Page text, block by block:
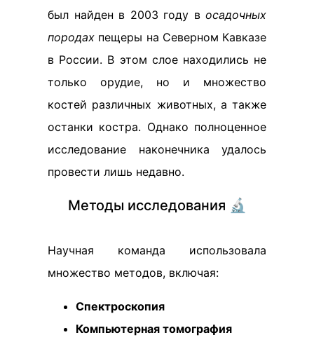
был найден в 2003 году в осадочных
породах пещеры на Северном Кавказе
в России. В этом слое находились не
только орудие, но и множество
костей различных животных, а также
останки костра. Однако полноценное
исследование наконечника удалось
провести лишь недавно.
Методы исследования 🔬
Научная команда использовала
множество методов, включая:
Спектроскопия
Компьютерная томография